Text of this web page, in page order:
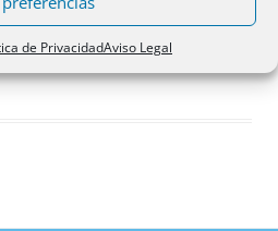
de PrivacidadAviso Legal